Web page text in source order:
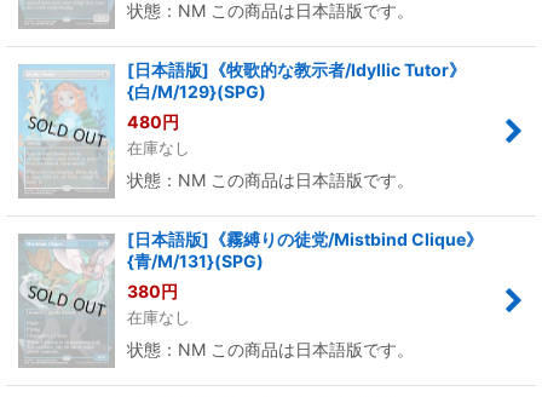
状態：NM この商品は日本語版です。
[日本語版]《牧歌的な教示者/Idyllic Tutor》
{白/M/129}(SPG)
480円
在庫なし
状態：NM この商品は日本語版です。
[日本語版]《霧縛りの徒党/Mistbind Clique》
{青/M/131}(SPG)
380円
在庫なし
状態：NM この商品は日本語版です。